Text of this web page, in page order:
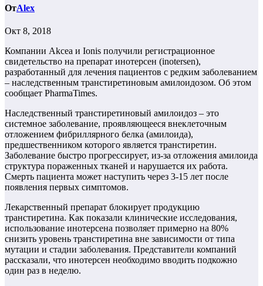
ОтAlex
Окт 8, 2018
Компании Akcea и Ionis получили регистрационное
свидетельство на препарат инотерсен (inotersen),
разработанный для лечения пациентов с редким заболеванием
– наследственным транстиретиновым амилоидозом. Об этом
сообщает PharmaTimes.
Наследственный транстиретиновый амилоидоз – это
системное заболевание, проявляющееся внеклеточным
отложением фибриллярного белка (амилоида),
предшественником которого является транстиретин.
Заболевание быстро прогрессирует, из-за отложения амилоида
структура пораженных тканей и нарушается их работа.
Смерть пациента может наступить через 3-15 лет после
появления первых симптомов.
Лекарственный препарат блокирует продукцию
транстиретина. Как показали клинические исследования,
использование инотерсена позволяет примерно на 80%
снизить уровень транстиретина вне зависимости от типа
мутации и стадии заболевания. Представители компаний
рассказали, что инотерсен необходимо вводить подкожно
один раз в неделю.